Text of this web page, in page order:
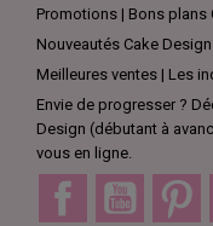
Promotions | Bons plans
Nouveautés Cake
Meilleures ventes | Les
Envie de progresser ?
Design (débutant à
vous en ligne.
Facebook YouTube